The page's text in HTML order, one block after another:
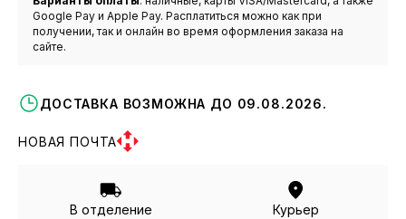
Google Pay и Apple Pay. Расплатиться можно как при
получении, так и онлайн во время оформления заказа на
сайте.
ДОСТАВКА ВОЗМОЖНА ДО 09.08.2026.
НОВАЯ ПОЧТА
В отделение Курьер